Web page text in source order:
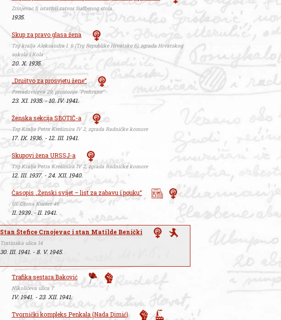
Zrinjevac 5, istaržni zatvor Sudbenog stola
1935.
Skup za pravo glasa žena
Trg kralja Aleksandra I. 6 (Trg Republike Hrvatske 6), zgrada Hrvatskog
sokola i Kola
20. X. 1935.
„Društvo za prosvjetu žene“
Preradovićeva 29, prostorije "Prehrane"
23. XI. 1935. - 10. IV. 1941.
Ženska sekcija SBOTIČ-a
Trg Kralja Petra Krešimira IV 2, zgrada Radničke komore
17. IX. 1936. - 12. III. 1941.
Skupovi žena URSSJ-a
Trg Kralja Petra Krešimira IV 2, zgrada Radničke komore
12. III. 1937. - 24. XII. 1940.
Časopis „Ženski svijet – list za zabavu i pouku“
Ul. Otona Kučere 46
II. 1939. - II. 1941.
Stan Štefice Crnojevac i stan Matilde Benički
Tratinska ulica 14
30. III. 1941. - 8. V. 1945.
Trafika sestara Baković
Nikolićeva ulica 7
IV. 1941. - 23. XII. 1941.
Tvornički kompleks Penkala (Nada Dimić)